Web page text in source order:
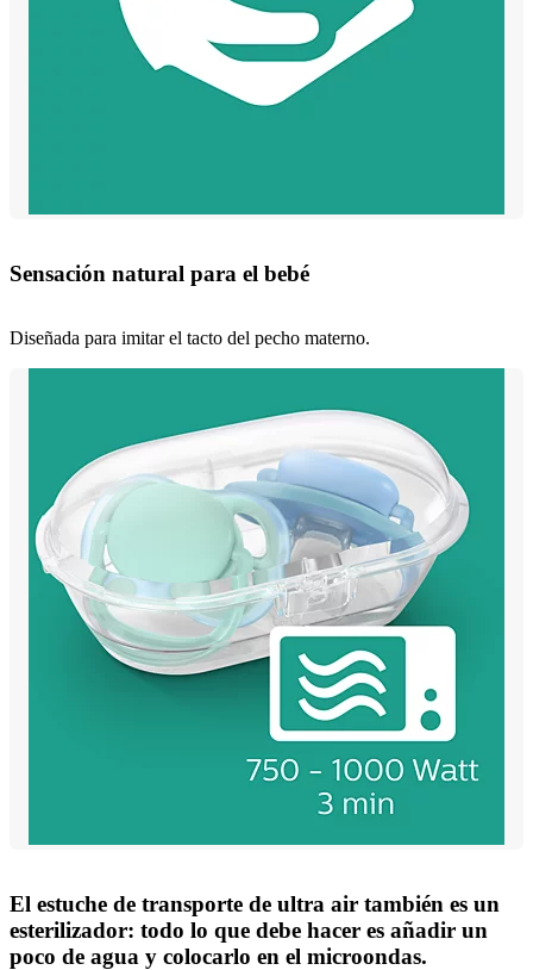
Sensación natural para el bebé
Diseñada para imitar el tacto del pecho materno.
El estuche de transporte de ultra air también es un
esterilizador: todo lo que debe hacer es añadir un
poco de agua y colocarlo en el microondas.